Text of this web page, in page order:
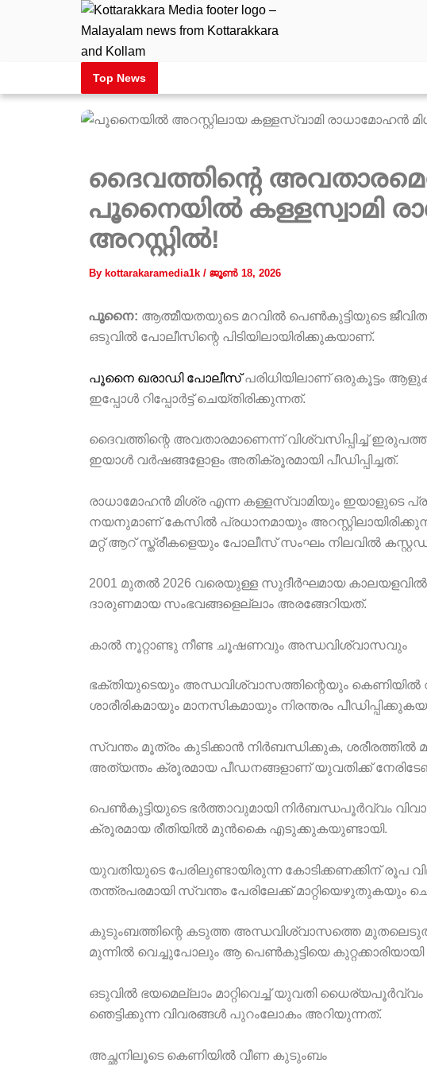
Top News
ദൈവത്തിന്റെ
പൂനൈയിൽ കള്ളസ്വാമി
അറസ്റ്റിൽ!
By kottarakaramedia1k / ജൂൺ 18, 2026
പൂനൈ: ആത്മീയതയുടെ മറവിൽ പെൺകുട്ടിയുടെ
ഒടുവിൽ പോലീസിന്റെ പിടിയിലായിരിക്കുകയാണ്.
പൂനൈ ഖരാഡി പോലീസ്പരിധിയിലാണ് ഒരുകൂട്ടം
ഇപ്പോൾ റിപ്പോർട്ട് ചെയ്തിരിക്കുന്നത്.
ദൈവത്തിന്റെ അവതാരമാണെന്ന് വിശ്വസിപ്പിച്ച്
ഇയാൾ വർഷങ്ങളോളം അതിക്രൂരമായി പീഡിപ്പിച്ചത്.
രാധാമോഹൻ മിശ്ര എന്ന കള്ളസ്വാമിയും ഇയാളുടെ
നയനുമാണ് കേസിൽ പ്രധാനമായും
മറ്റ് ആറ് സ്ത്രീകളെയും പോലീസ് സംഘം നിലവിൽ
2001 മുതൽ 2026 വരെയുള്ള സുദീർഘമായ
ദാരുണമായ സംഭവങ്ങളെല്ലാം അരങ്ങേറിയത്.
കാൽ നൂറ്റാണ്ടു നീണ്ട ചൂഷണവും അന്ധവിശ്വാസവും
ഭക്തിയുടെയും അന്ധവിശ്വാസത്തിന്റെയും കെണിയിൽ
ശാരീരികമായും മാനസികമായും നിരന്തരം
സ്വന്തം മൂത്രം കുടിക്കാൻ നിർബന്ധിക്കുക, ശരീരത്തിൽ
അത്യന്തം ക്രൂരമായ പീഡനങ്ങളാണ് യുവതിക്ക്
പെൺകുട്ടിയുടെ ഭർത്താവുമായി നിർബന്ധപൂർവ്വം
ക്രൂരമായ രീതിയിൽ മുൻകൈ എടുക്കുകയുണ്ടായി.
യുവതിയുടെ പേരിലുണ്ടായിരുന്ന കോടിക്കണക്കിന്
തന്ത്രപരമായി സ്വന്തം പേരിലേക്ക് മാറ്റിയെഴുതുകയും
കുടുംബത്തിന്റെ കടുത്ത അന്ധവിശ്വാസത്തെ
മുന്നിൽ വെച്ചുപോലും ആ പെൺകുട്ടിയെ കുറ്റക്കാരിയായി
ഒടുവിൽ ഭയമെല്ലാം മാറ്റിവെച്ച് യുവതി
ഞെട്ടിക്കുന്ന വിവരങ്ങൾ പുറംലോകം അറിയുന്നത്.
അച്ഛനിലൂടെ കെണിയിൽ വീണ കുടുംബം